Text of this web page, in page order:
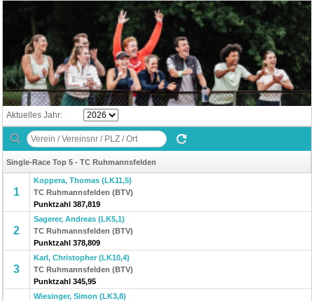
Aktuelles Jahr:
Single-Race Top 5 - TC Ruhmannsfelden
1
Koppera, Thomas (LK11,5)
TC Ruhmannsfelden (BTV)
Punktzahl 387,819
2
Sagerer, Andreas (LK5,1)
TC Ruhmannsfelden (BTV)
Punktzahl 378,809
3
Karl, Christopher (LK10,4)
TC Ruhmannsfelden (BTV)
Punktzahl 345,95
Wiesinger, Simon (LK3,8)